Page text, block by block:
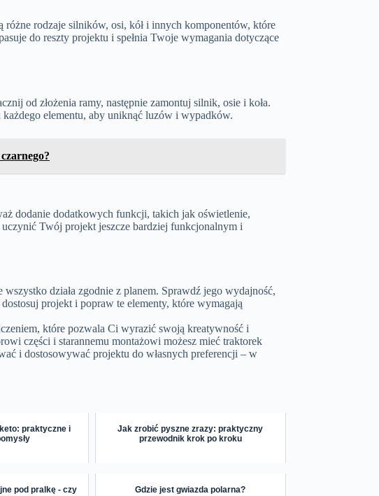
rodzaje silników, osi, kół i innych komponentów, które
do reszty projektu i spełnia Twoje wymagania dotyczące
od złożenia ramy, następnie zamontuj silnik, osie i koła.
elementu, aby uniknąć luzów i wypadków.
dodanie dodatkowych funkcji, takich jak oświetlenie,
Twój projekt jeszcze bardziej funkcjonalnym i
działa zgodnie z planem. Sprawdź jego wydajność,
projekt i popraw te elementy, które wymagają
które pozwala Ci wyrazić swoją kreatywność i
części i starannemu montażowi możesz mieć traktorek
i dostosowywać projektu do własnych preferencji – w
praktyczne i
Jak zrobić pyszne zrazy: praktyczny
przewodnik krok po kroku
pod pralkę - czy
Gdzie jest gwiazda polarna?